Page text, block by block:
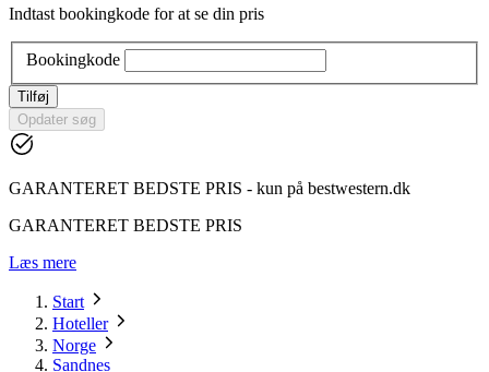
Indtast bookingkode for at se din pris
Bookingkode
Tilføj
Opdater søg
GARANTERET BEDSTE PRIS - kun på bestwestern.dk
GARANTERET BEDSTE PRIS
Læs mere
Start
Hoteller
Norge
Sandnes